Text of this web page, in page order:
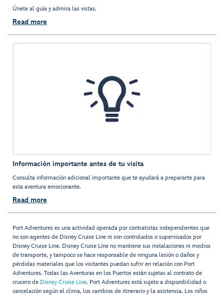
Únete al guía y admira las vistas.
Read more
Información importante antes de tu visita
Consulta información adicional importante que te ayudará a prepararte para
esta aventura emocionante.
Read more
Port Adventures es una actividad operada por contratistas independientes que
no son agentes de Disney Cruise Line ni son controlados o supervisados por
Disney Cruise Line. Disney Cruise Line no mantiene sus instalaciones ni medios
de transporte, y tampoco se hace responsable de ninguna lesión o daños y
pérdidas materiales que los visitantes puedan sufrir en relación con Port
Adventures. Todas las Aventuras en los Puertos están sujetas al contrato de
crucero de Disney Cruise Line. Port Adventures está sujeto a disponibilidad o
cancelación según el clima, los cambios de itinerario y la asistencia. Los niños